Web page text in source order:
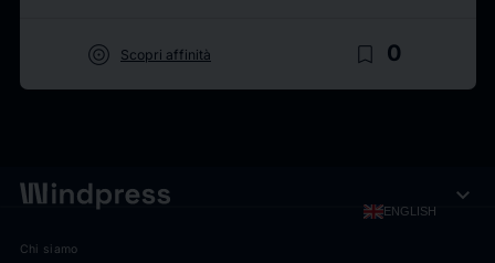
target Scopri affinità bookmark_border 0
ENGLISH expand_more
Chi siamo